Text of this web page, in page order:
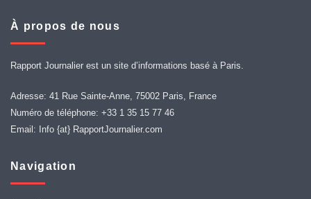
À propos de nous
Rapport Journalier est un site d’informations basé à Paris.
Adresse: 41 Rue Sainte-Anne, 75002 Paris, France
Numéro de téléphone: +33 1 35 15 77 46
Email: Info {at} RapportJournalier.com
Navigation